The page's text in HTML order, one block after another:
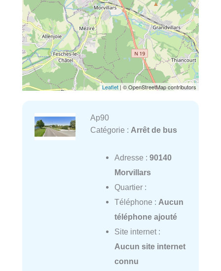
Leaflet | © OpenStreetMap contributors
Ap90
Catégorie : Arrêt de bus
Adresse : 90140
Morvillars
Quartier :
Téléphone : Aucun
téléphone ajouté
Site internet :
Aucun site internet
connu